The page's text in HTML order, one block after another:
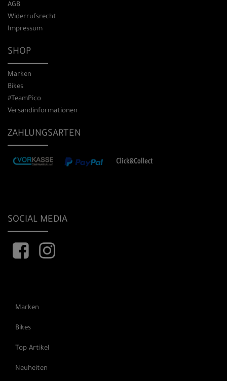
AGB
Widerrufsrecht
Impressum
SHOP
Marken
Bikes
#TeamPico
Versandinformationen
ZAHLUNGSARTEN
SOCIAL MEDIA
Marken
Bikes
Top Artikel
Neuheiten